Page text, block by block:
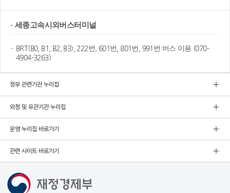
세종고속시외버스터미널
BRT(B0, B1, B2, B3), 222번, 601번, 801번, 991번 버스 이용 (070-
4904-3263)
정부 관련기관 누리집
외청 및 유관기관 누리집
운영 누리집 바로가기
관련 사이트 바로가기